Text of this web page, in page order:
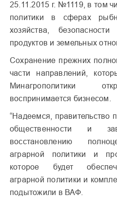
25.11.2015 г. №1119, в том
политики в сферах
хозяйства,
продуктов и земельных
Сохранение прежних
части направлений,
Минагрополитики
воспринимается бизнесом.
“Надеемся, правительство
общественности и
восстановлению
аграрной политики и
которое будет
аграрной политики и
подытожили в ВАФ.